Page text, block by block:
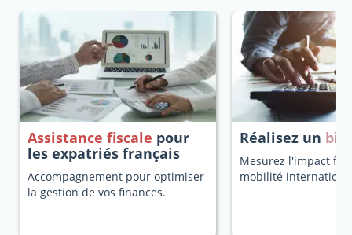
Assistance fiscale pour
les expatriés français
Accompagnement pour optimiser
la gestion de vos finances.
Réalisez un
Mesurez l'impact
mobilité